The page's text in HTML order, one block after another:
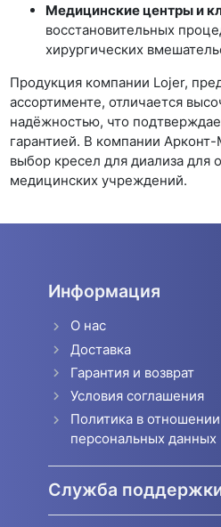
Медицинские центры и
восстановительных
хирургических
Продукция компании Lojer,
ассортименте, отличается
надёжностью, что
гарантией. В компании
выбор кресел для диализа для
медицинских учреждений.
Информация
О нас
Доставка
Гарантия и возврат
Условия соглашения
Политика в
персональных данных
Служба